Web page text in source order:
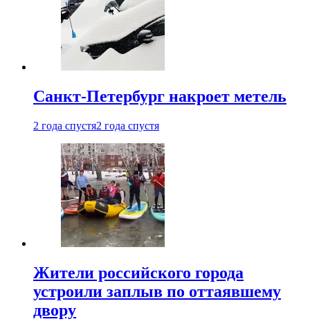
Санкт-Петербург накроет метель
2 года спустя2 года спустя
Жители российского города
устроили заплыв по оттаявшему
двору